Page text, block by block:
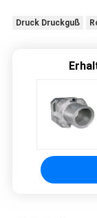
Druck Druckguß